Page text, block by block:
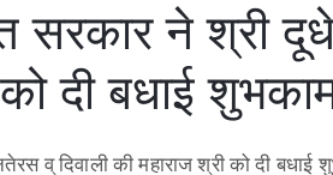
सरकार ने श्री
दी बधाई
व् दिवाली की महाराज श्री को दी